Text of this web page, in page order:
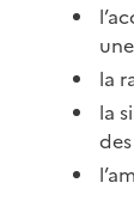
la
la